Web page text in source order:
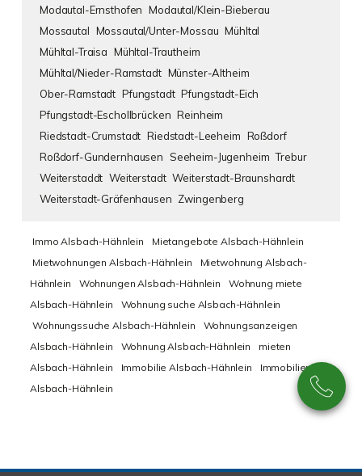
Modautal-Ernsthofen Modautal/Klein-Bieberau
Mossautal Mossautal/Unter-Mossau Mühltal
Mühltal-Traisa Mühltal-Trautheim
Mühltal/Nieder-Ramstadt Münster-Altheim
Ober-Ramstadt Pfungstadt Pfungstadt-Eich
Pfungstadt-Eschollbrücken Reinheim
Riedstadt-Crumstadt Riedstadt-Leeheim Roßdorf
Roßdorf-Gundernhausen Seeheim-Jugenheim Trebur
Weiterstaddt Weiterstadt Weiterstadt-Braunshardt
Weiterstadt-Gräfenhausen Zwingenberg
Immo Alsbach-Hähnlein
Mietangebote Alsbach-Hähnlein
Mietwohnungen Alsbach-Hähnlein
Mietwohnung Alsbach-
Hähnlein
Wohnungen Alsbach-Hähnlein
Wohnung miete
Alsbach-Hähnlein
Wohnung suche Alsbach-Hähnlein
Wohnungssuche Alsbach-Hähnlein
Wohnungsanzeigen
Alsbach-Hähnlein
Wohnung Alsbach-Hähnlein
mieten
Alsbach-Hähnlein
Immobilie Alsbach-Hähnlein
Immobilien
Alsbach-Hähnlein